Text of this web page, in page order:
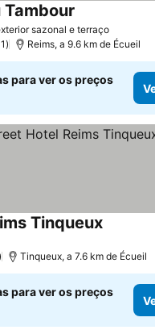
sazonal e terraçoVer
Tambour
Reims, a 9.6 km de Écueil
para ver os preços
TinqueuxVer
Tinqueux, a 7.6 km de Écueil
para ver os preços